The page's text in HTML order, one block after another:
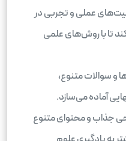
عملی و تجربی در
تا با روش‌های علمی
و سوالات متنوع،
آماده می‌سازد.
جذاب و محتوای متنوع